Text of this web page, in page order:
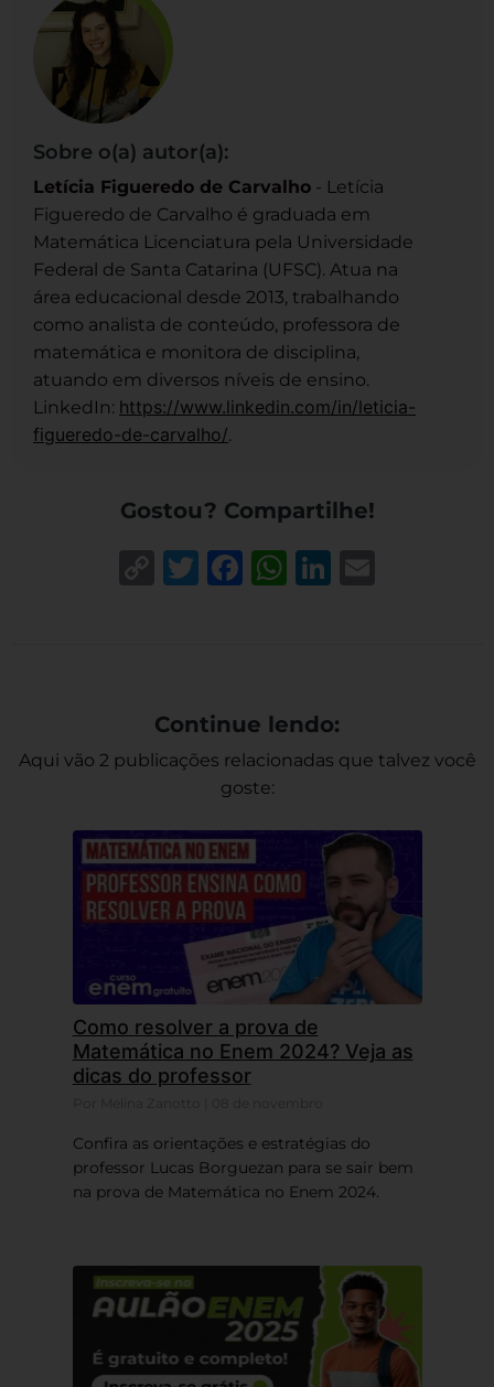
Sobre o(a) autor(a):
Letícia Figueredo de Carvalho - Letícia
Figueredo de Carvalho é graduada em
Matemática Licenciatura pela Universidade
Federal de Santa Catarina (UFSC). Atua na
área educacional desde 2013, trabalhando
como analista de conteúdo, professora de
matemática e monitora de disciplina,
atuando em diversos níveis de ensino.
LinkedIn: https://www.linkedin.com/in/leticia-
figueredo-de-carvalho/.
Gostou? Compartilhe!
CopyTwitter
Facebook
WhatsApp
LinkedIn
Continue lendo:
Aqui vão 2 publicações relacionadas que talvez você
goste:
Como resolver a prova de
Matemática no Enem 2024? Veja as
dicas do professor
Confira as orientações e estratégias do
professor Lucas Borguezan para se sair bem
na prova de Matemática no Enem 2024.